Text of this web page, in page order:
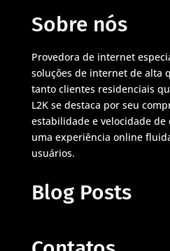
Sobre nós
Provedora de internet
soluções de internet de alta
tanto clientes residenciais
L2K se destaca por seu
estabilidade e velocidade
uma experiência online
usuários.
Blog Posts